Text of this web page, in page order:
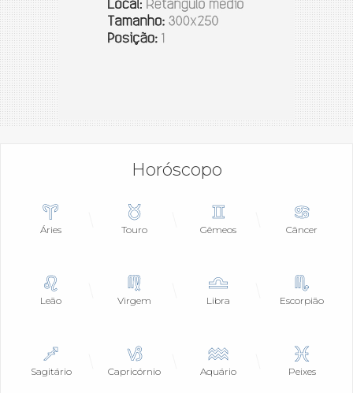
Horóscopo
Áries Touro Gêmeos Câncer
Leão Virgem Libra Escorpião
Sagitário Capricórnio Aquário Peixes